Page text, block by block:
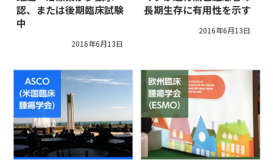
認、または後期臨床試験
中
2016年6月13日
長期生存に有用性を示す
2016年6月13日